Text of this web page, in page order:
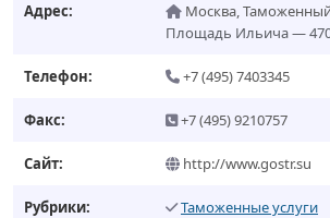
Адрес: Москва,
Площадь Ильича —
Телефон: +7 (495) 7403345
Факс: +7 (495) 9210757
Сайт: http://www.gostr.su
Рубрики:
Таможенные услуги